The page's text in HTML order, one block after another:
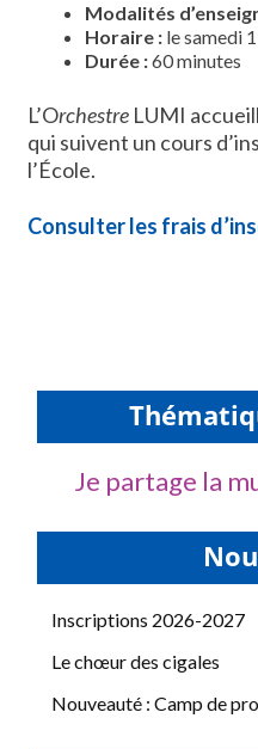
Modalités
Horaire :le samedi
Durée :60 minutes
L’OrchestreLUMI
qui suivent un cours
l’École.
Consulter les frais
Je partage la
Inscriptions 2026-2027
Le chœur des cigales
Nouveauté : Camp de